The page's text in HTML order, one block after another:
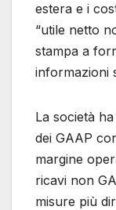
estera e i
“utile netto
stampa a
informazioni
La società
dei GAAP
margine
ricavi non
misure più